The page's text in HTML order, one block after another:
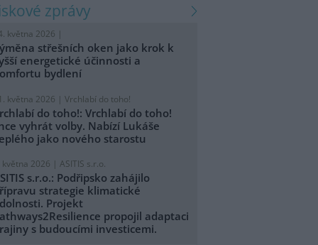
zprávy
května 2026 |
střešních oken jako krok k
energetické účinnosti a
bydlení
května 2026 | Vrchlabí do toho!
do toho!: Vrchlabí do toho!
vyhrát volby. Nabízí Lukáše
jako nového starostu
května 2026 | ASITIS s.r.o.
s.r.o.: Podřipsko zahájilo
strategie klimatické
Projekt
propojil adaptaci
s budoucími investicemi.